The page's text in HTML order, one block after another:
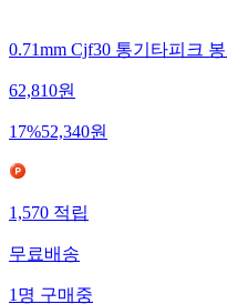
0.71mm Cjf30 통기타피크
62,810원
17%52,340원
1,570적립
무료배송